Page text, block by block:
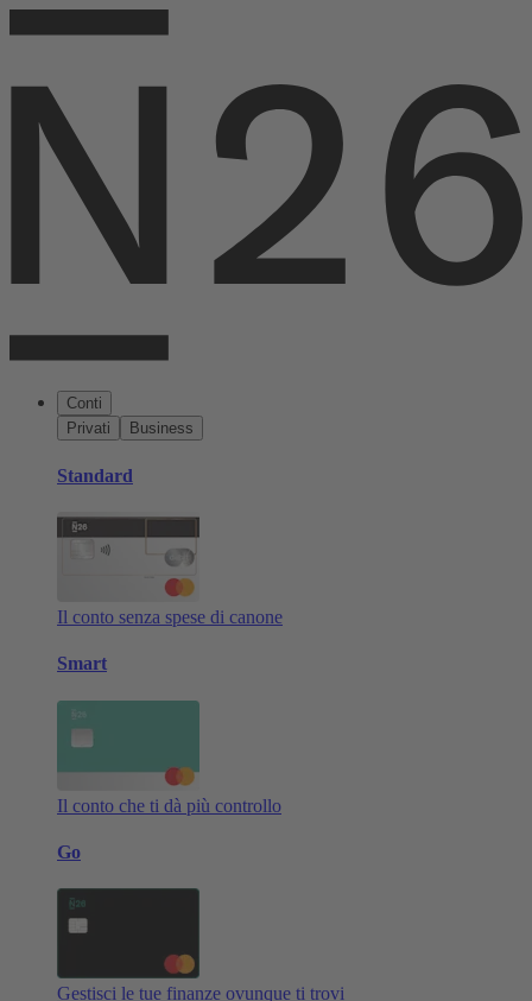
Conti
Privati
Business
Standard
Il conto senza spese di canone
Smart
Il conto che ti dà più controllo
Go
Gestisci le tue finanze ovunque ti trovi